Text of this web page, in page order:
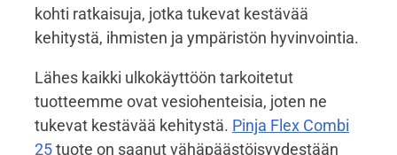
kohti ratkaisuja, jotka tukevat kestävää
kehitystä, ihmisten ja ympäristön hyvinvointia.
Lähes kaikki ulkokäyttöön tarkoitetut
tuotteemme ovat vesiohenteisia, joten ne
tukevat kestävää kehitystä. Pinja Flex Combi
25tuote on saanut vähäpäästöisyydestään